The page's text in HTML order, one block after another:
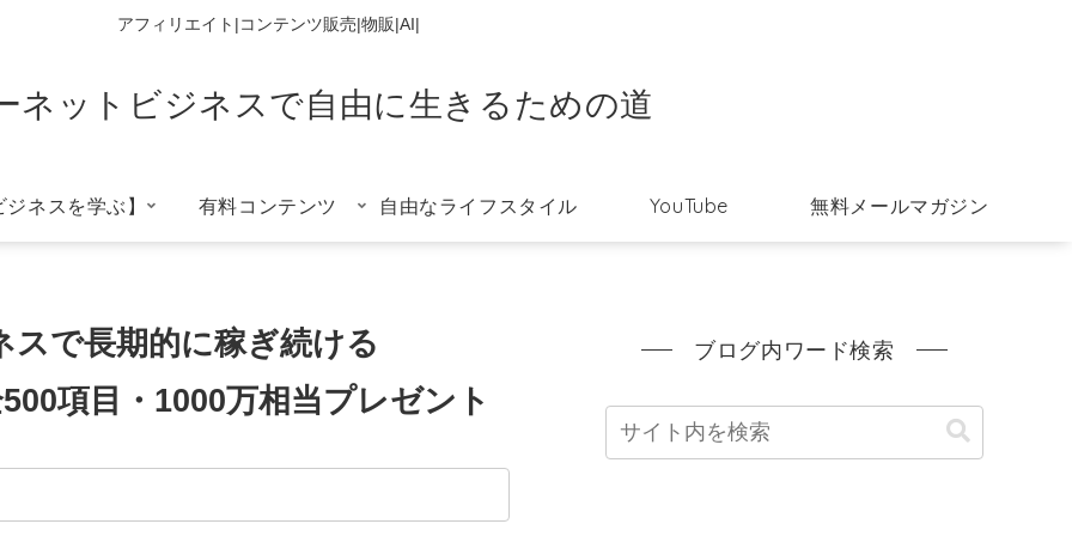
アフィリエイト|コンテンツ販売|物販|AI|
ネットビジネスで自由に生きるための道
ジネスを学ぶ】 有料コンテンツ 自由なライフスタイル YouTube 無料メールマガジン
で長期的に稼ぎ続ける
項目・1000万相当プレゼント
ブログ内ワード検索